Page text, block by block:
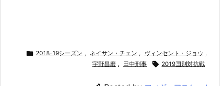
 2018-19シーズン , ネイサン・チェン , ヴィンセント・ジョウ ,
宇野昌磨 , 田中刑事  2019国別対抗戦